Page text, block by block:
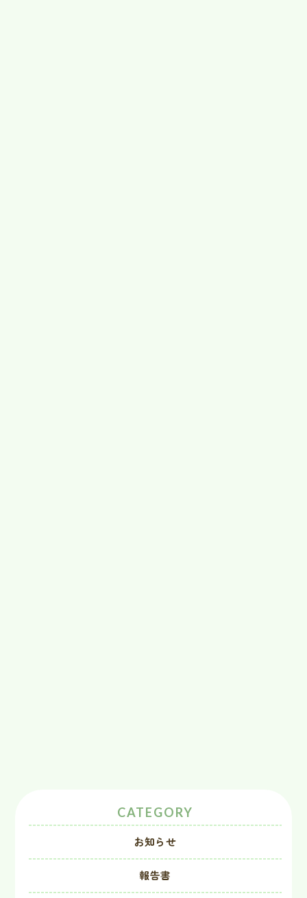
CATEGORY
お知らせ
報告書